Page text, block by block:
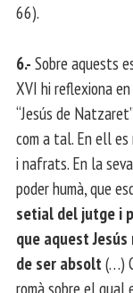
66).
6.- Sobre aquests
XVI hi reflexiona
“Jesús de
com a tal. En ell
i nafrats. En la
poder humà, que
setial del jutge i
que aquest
de ser absolt (…)
romà sobre el qual